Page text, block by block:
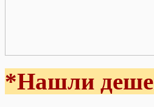
*Нашли